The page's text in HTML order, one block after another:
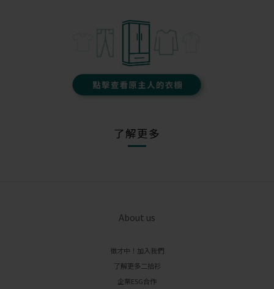
了解更多
About us
徵才中！加入我們
了解更多二拾衫
企業ESG合作